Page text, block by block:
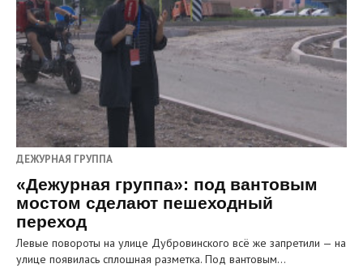
ДЕЖУРНАЯ ГРУППА
«Дежурная группа»: под вантовым
мостом сделают пешеходный
переход
Левые повороты на улице Дубровинского всё же запретили — на
улице появилась сплошная разметка. Под вантовым…